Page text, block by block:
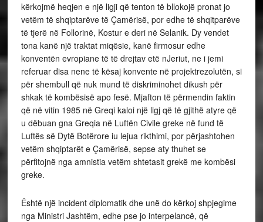
kërkojmë heqjen e një ligji që tenton të bllokojë pronat jo
vetëm të shqiptarëve të Çamërisë, por edhe të shqitparëve
të tjerë në Follorinë, Kostur e deri në Selanik. Dy vendet
tona kanë një traktat miqësie, kanë firmosur edhe
konventën evropiane të të drejtav etë nJeriut, ne i jemi
referuar disa nene të kësaj konvente në projektrezolutën, si
për shembull që nuk mund të diskriminohet dikush për
shkak të kombësisë apo fesë. Mjafton të përmendin faktin
që në vitin 1985 në Greqi kaloi një ligj që të gjithë atyre që
u dëbuan gna Greqia në Luftën Civile greke në fund të
Luftës së Dytë Botërore iu lejua rikthimi, por përjashtohen
vetëm shqiptarët e Çamërisë, sepse aty thuhet se
përfitojnë nga amnistia vetëm shtetasit grekë me kombësi
greke.
Është një incident diplomatik dhe unë do kërkoj shpjegime
nga Ministri Jashtëm, edhe pse jo interpelancë, që